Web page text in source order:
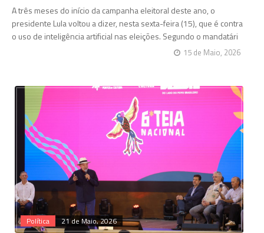
A três meses do início da campanha eleitoral deste ano, o
presidente Lula voltou a dizer, nesta sexta-feira (15), que é contra
o uso de inteligência artificial nas eleições. Segundo o mandatári
15 de Maio, 2026
Política 21 de Maio, 2026